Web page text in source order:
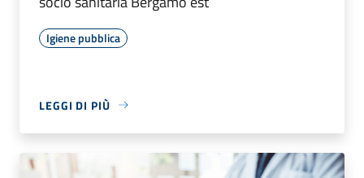
Igiene pubblica
LEGGI DI PIÙ